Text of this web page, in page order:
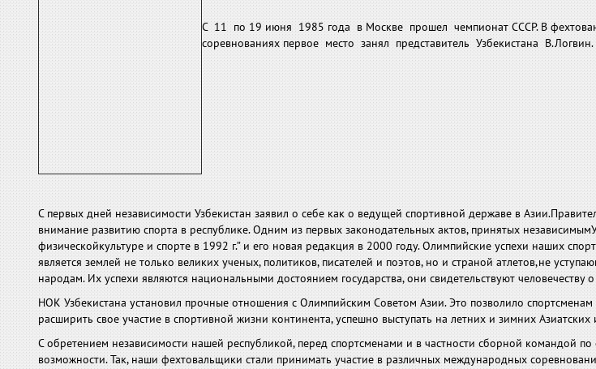
С 11 по 19 июня 1985 года в Москве прошел чемпионат СССР. В
соревнованиях первое место занял представитель Узбекистана В.Логвин.
С первых дней независимости Узбекистан заявил о себе как о ведущей спортивной державе в
внимание развитию спорта в республике. Одним из первых законодательных актов, принятых
физическойкультуре и спорте в 1992 г.” и его новая редакция в 2000 году. Олимпийские успехи наших
является землей не только великих ученых, политиков, писателей и поэтов, но и страной атлетов,не
народам. Их успехи являются национальными достоянием государства, они свидетельствуют
НОК Узбекистана установил прочные отношения с Олимпийским Советом Азии. Это позволило
расширить свое участие в спортивной жизни континента, успешно выступать на летних и зимних Азиатских
С обретением независимости нашей республикой, перед спортсменами и в частности сборной командой
возможности. Так, наши фехтовальщики стали принимать участие в различных международных